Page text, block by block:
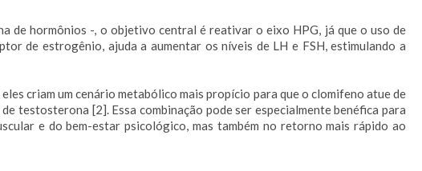
de hormônios -, o objetivo central é reativar o eixo HPG, já que o uso de
de estrogênio, ajuda a aumentar os níveis de LH e FSH, estimulando a
criam um cenário metabólico mais propício para que o clomifeno atue de
testosterona [2]. Essa combinação pode ser especialmente benéfica para
e do bem-estar psicológico, mas também no retorno mais rápido ao